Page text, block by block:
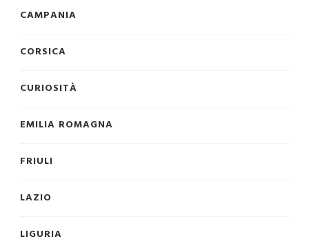
CAMPANIA
CORSICA
CURIOSITÀ
EMILIA ROMAGNA
FRIULI
LAZIO
LIGURIA